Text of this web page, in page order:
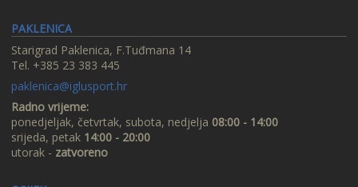
PAKLENICA
Starigrad Paklenica, F.Tuđmana 14
Tel. +385 23 383 445
paklenica@iglusport.hr
Radno vrijeme:
ponedjeljak, četvrtak, subota, nedjelja 08:00 - 14:00
srijeda, petak 14:00 - 20:00
utorak - zatvoreno